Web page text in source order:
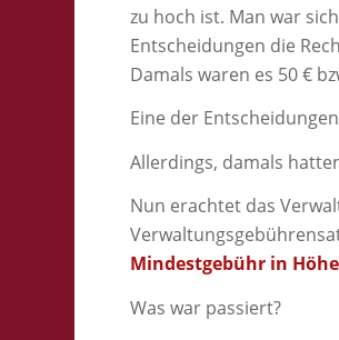
zu hoch ist. Man war
Entscheidungen die
Damals waren es 50 €
Eine der
Allerdings, damals
Nun erachtet das
Mindestgebühr in Höhe
Was war passiert?